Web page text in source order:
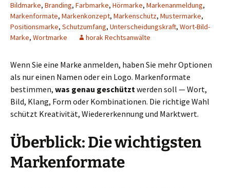
Bildmarke, Branding, Farbmarke, Hörmarke, Markenanmeldung,
Markenformate, Markenkonzept, Markenschutz, Mustermarke,
Positionsmarke, Schutzumfang, Unterscheidungskraft, Wort-Bild-
Marke, Wortmarke horak Rechtsanwälte
Wenn Sie eine Marke anmelden, haben Sie mehr Optionen
als nur einen Namen oder ein Logo. Markenformate
bestimmen, was genau geschütztwerden soll — Wort,
Bild, Klang, Form oder Kombinationen. Die richtige Wahl
schützt Kreativität, Wiedererkennung und Marktwert.
Überblick: Die wichtigsten
Markenformate